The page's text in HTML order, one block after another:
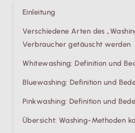
Einleitung
Verschiedene Arten des
Verbraucher getäuscht werden
Whitewashing: Definition und
Bluewashing: Definition und
Pinkwashing: Definition und
Übersicht: Washing-Methoden